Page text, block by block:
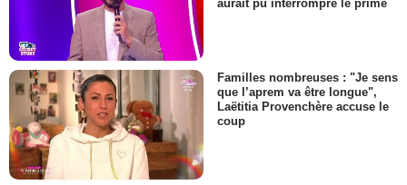
aurait pu interrompre le prime
Familles nombreuses : "Je sens
que l’aprem va être longue",
Laëtitia Provenchère accuse le
coup